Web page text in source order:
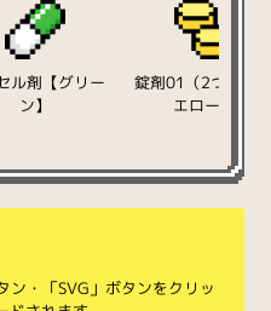
ル剤【グリー
ン】
錠剤01（2つ）【
エロー】
ン・「SVG」ボタンをクリッ